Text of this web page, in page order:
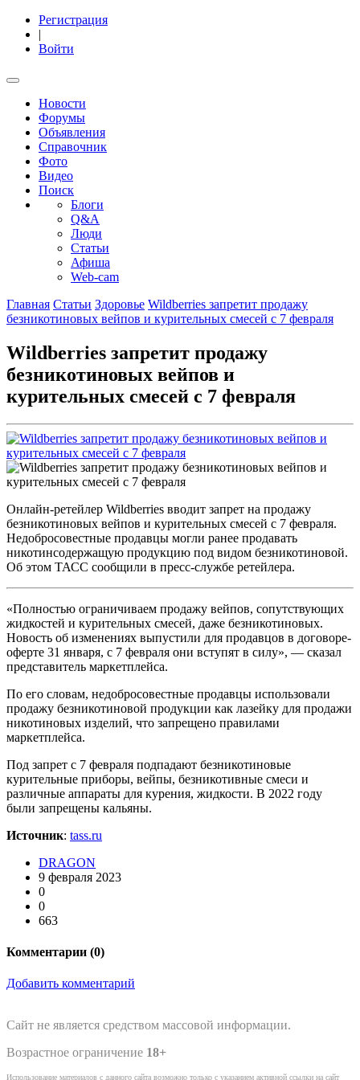
Регистрация
|
Войти
Новости
Форумы
Объявления
Справочник
Фото
Видео
Поиск
Блоги
Q&A
Люди
Статьи
Афиша
Web-cam
Главная Статьи Здоровье Wildberries запретит продажу
безникотиновых вейпов и курительных смесей с 7 февраля
Wildberries запретит продажу
безникотиновых вейпов и
курительных смесей с 7 февраля
Онлайн-ретейлер Wildberries вводит запрет на продажу
безникотиновых вейпов и курительных смесей с 7 февраля.
Недобросовестные продавцы могли ранее продавать
никотинсодержащую продукцию под видом безникотиновой.
Об этом ТАСС сообщили в пресс-службе ретейлера.
«Полностью ограничиваем продажу вейпов, сопутствующих
жидкостей и курительных смесей, даже безникотиновых.
Новость об изменениях выпустили для продавцов в договоре-
оферте 31 января, с 7 февраля они вступят в силу», — сказал
представитель маркетплейса.
По его словам, недобросовестные продавцы использовали
продажу безникотиновой продукции как лазейку для продажи
никотиновых изделий, что запрещено правилами
маркетплейса.
Под запрет с 7 февраля подпадают безникотиновые
курительные приборы, вейпы, безникотивные смеси и
различные аппараты для курения, жидкости. В 2022 году
были запрещены кальяны.
Источник: tass.ru
DRAGON
9 февраля 2023
0
0
663
Комментарии (0)
Добавить комментарий
Сайт не является средством массовой информации.
Возрастное ограничение 18+
Использование материалов с данного сайта возможно только с указанием активной ссылки на сайт